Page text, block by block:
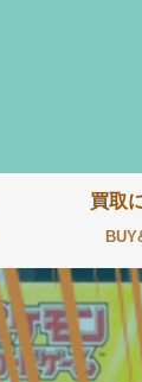
買取